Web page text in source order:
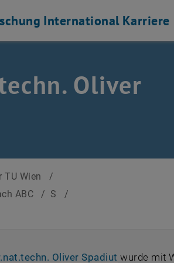
International Karriere
Oliver
TU Wien
/
ABC / S
/
Oliver Spadiut , öffnet
wurde mit